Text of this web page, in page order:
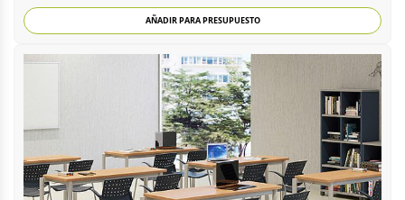
AÑADIR PARA PRESUPUESTO